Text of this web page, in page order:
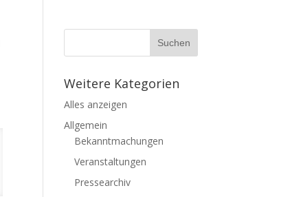
Weitere Kategorien
Alles anzeigen
Allgemein
Bekanntmachungen
Veranstaltungen
Pressearchiv